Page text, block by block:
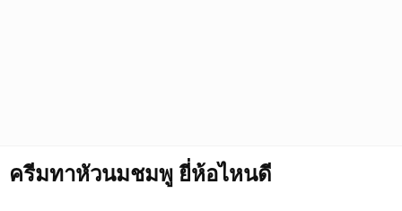
ครีมทาหัวนมชมพู ยี่ห้อไหนดี